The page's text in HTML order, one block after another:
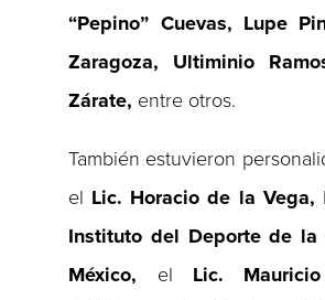
“Pepino” Cuevas, Lupe
Zaragoza, Ultiminio
Zárate, entre otros.
También estuvieron
el Lic. Horacio de la Vega,
Instituto del Deporte de la
México, el
Lic.